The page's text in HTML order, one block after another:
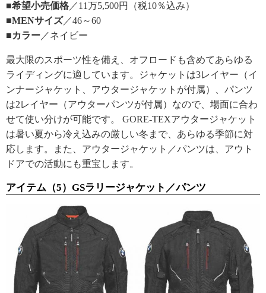
■希望小売価格 ／11万5,500円（税10％込み）
■MENサイズ／46～60
■カラー ／ネイビー
最大限のスポーツ性を備え、オフロードも含めてあらゆる
ライディングに適しています。ジャケットは3レイヤー（イ
ンナージャケット、アウタージャケットが付属）、パンツ
は2レイヤー（アウターパンツが付属）なので、場面に合わ
せて使い分けが可能です。 GORE-TEXアウタージャケット
は暑い夏から冷え込みの厳しい冬まで、あらゆる季節に対
応します。また、アウタージャケット／パンツは、アウト
ドアでの活動にも重宝します。
アイテム（5）GSラリージャケット／パンツ